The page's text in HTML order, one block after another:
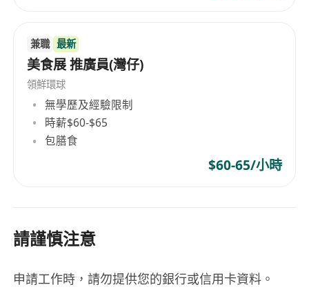
兼職 最新
美食展 推廣員(灣仔)
領鮮環球
無學歷及經驗限制
時薪$60-$65
包膳食
$60-65/小時
請謹慎注意
申請工作時，請勿提供您的銀行或信用卡資料。